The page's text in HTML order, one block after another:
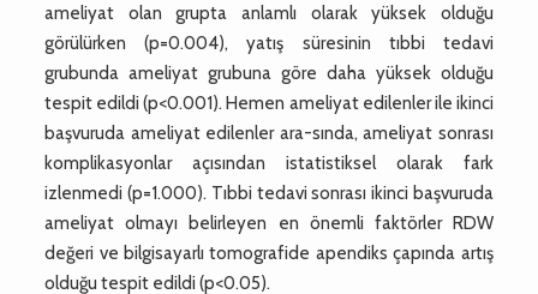
ameliyat olan grupta anlamlı olarak yüksek olduğu
görülürken (p=0.004), yatış süresinin tıbbi tedavi
grubunda ameliyat grubuna göre daha yüksek olduğu
tespit edildi (p<0.001). Hemen ameliyat edilenler ile ikinci
başvuruda ameliyat edilenler ara-sında, ameliyat sonrası
komplikasyonlar açısından istatistiksel olarak fark
izlenmedi (p=1.000). Tıbbi tedavi sonrası ikinci başvuruda
ameliyat olmayı belirleyen en önemli faktörler RDW
değeri ve bilgisayarlı tomografide apendiks çapında artış
olduğu tespit edildi (p<0.05).